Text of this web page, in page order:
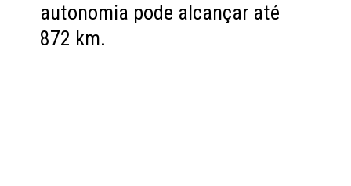
autonomia pode alcançar até
872 km.